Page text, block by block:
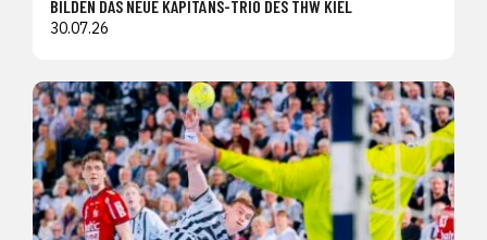
BILDEN DAS NEUE KAPITÄNS-TRIO DES THW KIEL
30.07.26